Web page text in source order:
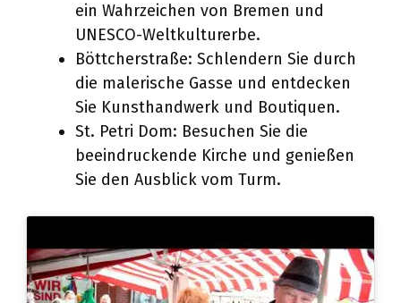
ein Wahrzeichen von Bremen und
UNESCO-Weltkulturerbe.
Böttcherstraße: Schlendern Sie durch
die malerische Gasse und entdecken
Sie Kunsthandwerk und Boutiquen.
St. Petri Dom: Besuchen Sie die
beeindruckende Kirche und genießen
Sie den Ausblick vom Turm.